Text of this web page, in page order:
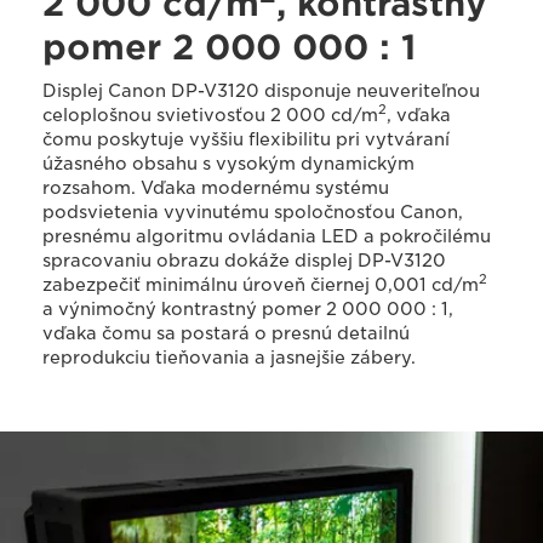
pomer 2 000 000 : 1
Displej Canon DP-V3120 disponuje neuveriteľnou
celoplošnou svietivosťou 2 000 cd/m2, vďaka
čomu poskytuje vyššiu flexibilitu pri vytváraní
úžasného obsahu s vysokým dynamickým
rozsahom. Vďaka modernému systému
podsvietenia vyvinutému spoločnosťou Canon,
presnému algoritmu ovládania LED a pokročilému
spracovaniu obrazu dokáže displej DP-V3120
zabezpečiť minimálnu úroveň čiernej 0,001 cd/m2
a výnimočný kontrastný pomer 2 000 000 : 1,
vďaka čomu sa postará o presnú detailnú
reprodukciu tieňovania a jasnejšie zábery.